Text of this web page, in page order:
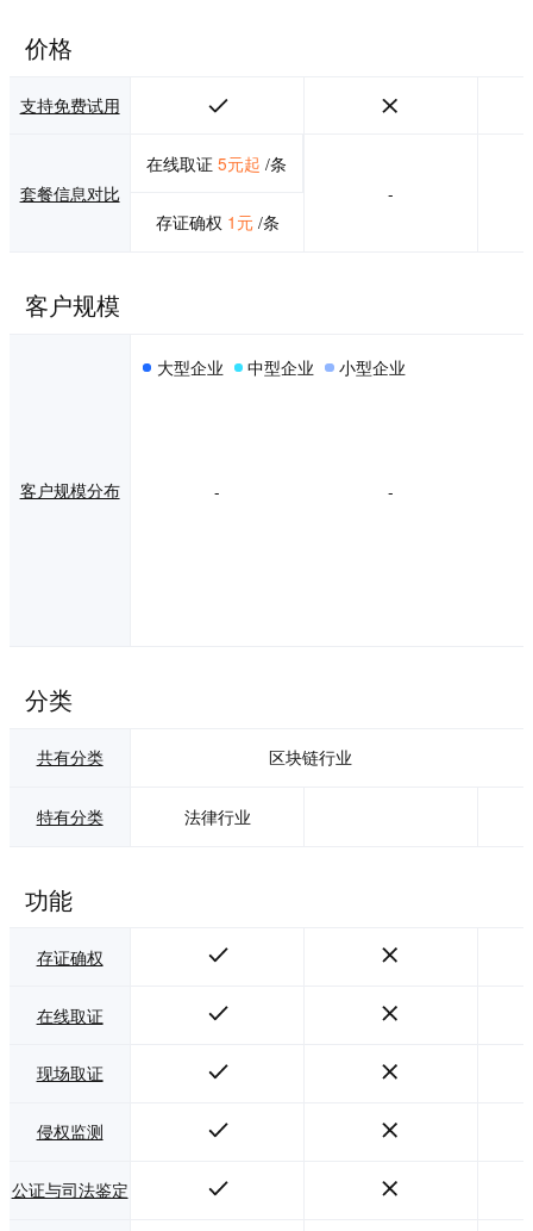
价格
支持免费试用
套餐信息对比
在线取证 5元起 /条
存证确权 1元/条
-
客户规模
客户规模分布
大型企业 中型企业 小型企业
- -
分类
共有分类 区块链行业
特有分类 法律行业
功能
存证确权
在线取证
现场取证
侵权监测
公证与司法鉴定